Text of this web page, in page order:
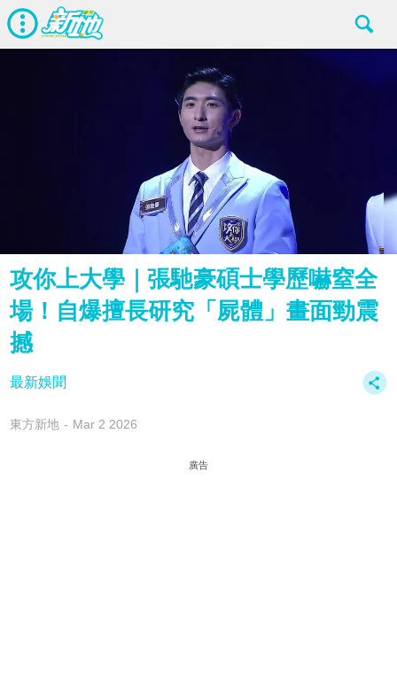
攻你上大學｜張馳豪碩士學歷嚇窒全
場！自爆擅長研究「屍體」畫面勁震
撼
最新娛聞
東方新地 Mar 2 2026
廣告